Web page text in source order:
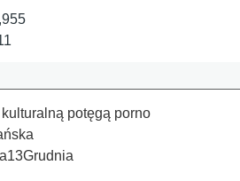
potęgą porno